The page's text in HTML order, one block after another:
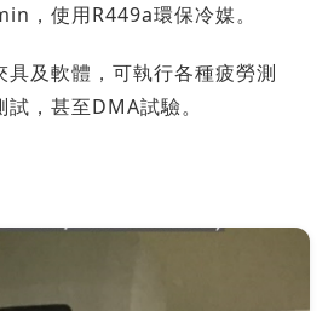
，使用R449a環保冷媒。
具及軟體，可執行各種疲勞測
，甚至DMA試驗。